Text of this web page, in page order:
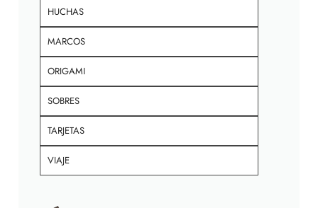
HUCHAS
MARCOS
ORIGAMI
SOBRES
TARJETAS
VIAJE